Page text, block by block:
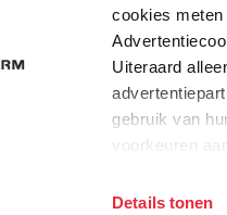
cookies
Uiteraard
gebruik van
voorkeuren
We werken
Details tonen